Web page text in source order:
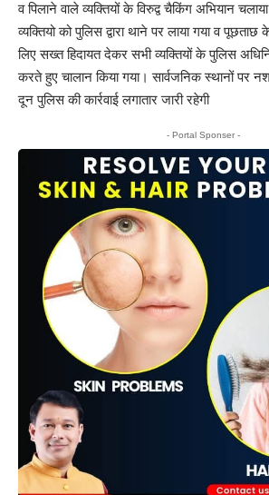
व पिलाने वाले व्यक्तियों के विरुद्व चैकिंग अभियान
व्यक्तियो को पुलिस द्वारा थाने पर लाया गया व
लिए सख्त हिदायत देकर सभी व्यक्तियों के पुलिस
करते हुए चालान किया गया। सार्वजनिक स्थानों पर
दून पुलिस की कार्रवाई लगातार जारी रहेगी
- Portal Sponser -